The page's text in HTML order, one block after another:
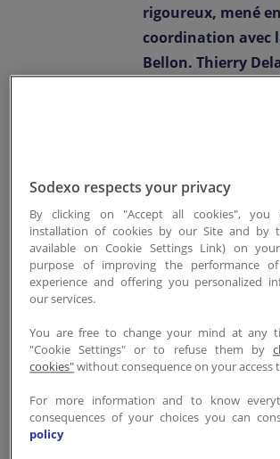
rigoureux, mené en
coordination avec
Bellon. Thierry
gouvernance vient
leadership de
nouvelle étape de
développement,
quatre années de
Directrice Générale.
Dans le cadre de
évolution de
fonction de
Sodexo respects your privacy
By clicking on "Accept all cookies",
installation of cookies by our Site and by
available on Cookie Settings Link) on
purpose of improving the performance
experience and offering you personalized
our services.
You are free to change your mind at any
"Cookie Settings" or to refuse them by
cookies"without consequence on your access
For more information and to know
consequences of your choices you can
policy